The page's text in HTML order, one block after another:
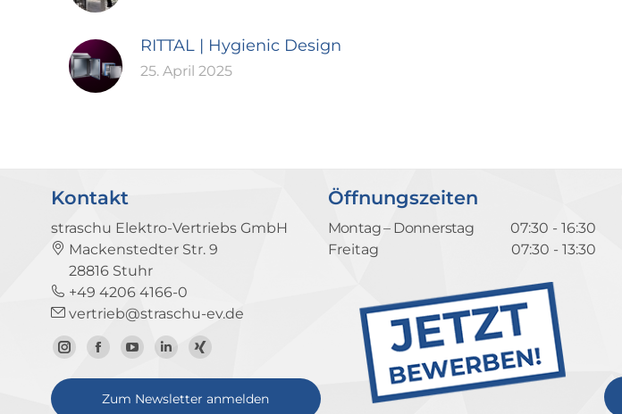
RITTAL | Hygienic Design
25. April 2025
Kontakt
straschu Elektro-Vertriebs GmbH
Mackenstedter Str. 9
28816 Stuhr
+49 4206 4166-0
vertrieb@straschu-ev.de
Zum
Instagram-
Zur
Facebook-
Seite
Zum
YouTube-
Kanal
Zum
LinkedIn-
Profil
Zum
Xing-
Profil
Zum Newsletter anmelden
Öffnungszeiten
Montag – Donnerstag
07:30 - 16:30
Freitag
07:30 - 13:30